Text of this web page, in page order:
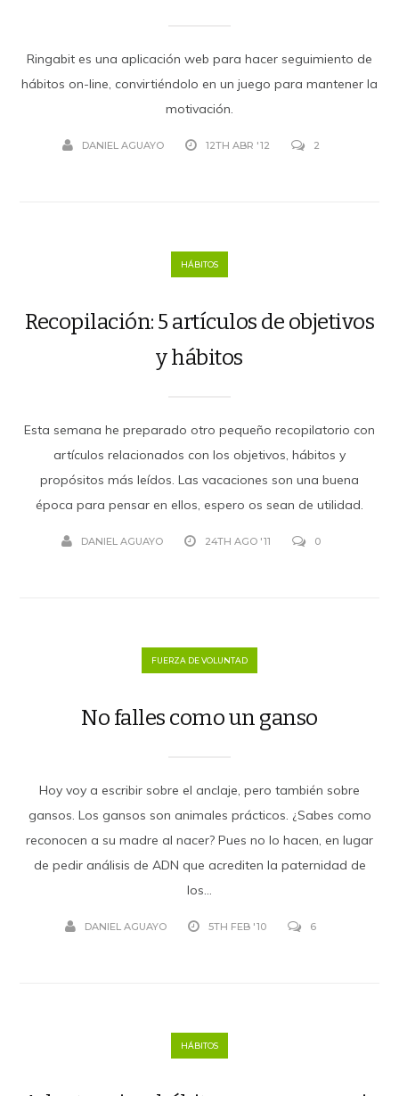
Ringabit es una aplicación web para hacer seguimiento de
hábitos on-line, convirtiéndolo en un juego para mantener la
motivación.
DANIEL AGUAYO 12TH ABR '12 2
HÁBITOS
Recopilación: 5 artículos de objetivos
y hábitos
Esta semana he preparado otro pequeño recopilatorio con
artículos relacionados con los objetivos, hábitos y
propósitos más leídos. Las vacaciones son una buena
época para pensar en ellos, espero os sean de utilidad.
DANIEL AGUAYO 24TH AGO '11 0
FUERZA DE VOLUNTAD
No falles como un ganso
Hoy voy a escribir sobre el anclaje, pero también sobre
gansos. Los gansos son animales prácticos. ¿Sabes como
reconocen a su madre al nacer? Pues no lo hacen, en lugar
de pedir análisis de ADN que acrediten la paternidad de
los...
DANIEL AGUAYO 5TH FEB '10 6
HÁBITOS